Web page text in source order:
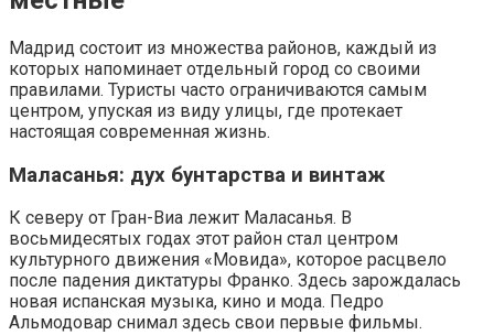
Мадрид состоит из множества районов, каждый из
которых напоминает отдельный город со своими
правилами. Туристы часто ограничиваются самым
центром, упуская из виду улицы, где протекает
настоящая современная жизнь.
Маласанья: дух бунтарства и винтаж
К северу от Гран-Виа лежит Маласанья. В
восьмидесятых годах этот район стал центром
культурного движения «Мовида», которое расцвело
после падения диктатуры Франко. Здесь зарождалась
новая испанская музыка, кино и мода. Педро
Альмодовар снимал здесь свои первые фильмы.